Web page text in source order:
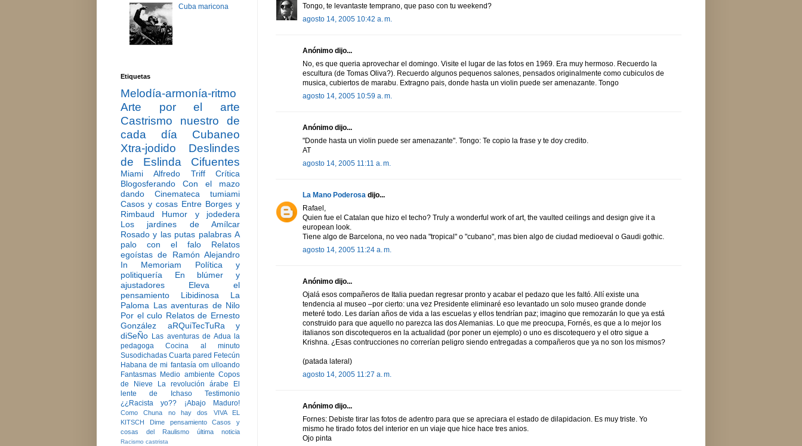
Tongo, te levantaste temprano, que paso con tu weekend?
agosto 14, 2005 10:42 a. m.
Anónimo dijo...
No, es que queria aprovechar el domingo. Visite el lugar de las fotos en 1969. Era muy hermoso. Recuerdo la
escultura (de Tomas Oliva?). Recuerdo algunos pequenos salones, pensados originalmente como cubiculos de
musica, cubiertos de marabu. Extragno pais, donde hasta un violin puede ser amenazante. Tongo
agosto 14, 2005 10:59 a. m.
Anónimo dijo...
"Donde hasta un violin puede ser amenazante". Tongo: Te copio la frase y te doy credito.
AT
agosto 14, 2005 11:11 a. m.
La Mano Poderosa dijo...
Rafael,
Quien fue el Catalan que hizo el techo? Truly a wonderful work of art, the vaulted ceilings and design give it a
european look.
Tiene algo de Barcelona, no veo nada "tropical" o "cubano", mas bien algo de ciudad medioeval o Gaudi gothic.
agosto 14, 2005 11:24 a. m.
Anónimo dijo...
Ojalá esos compañeros de Italia puedan regresar pronto y acabar el pedazo que les faltó. Allí existe una
tendencia al museo –por cierto: una vez Presidente eliminaré eso levantado un solo museo grande donde
meteré todo. Les darían años de vida a las escuelas y ellos tendrían paz; imagino que remozarán lo que ya está
construido para que aquello no parezca las dos Alemanias. Lo que me preocupa, Fornés, es que a lo mejor los
italianos son discotequeros en la actualidad (por poner un ejemplo) o uno es discotequero y el otro sigue a
Krishna. ¿Esas contrucciones no correrían peligro siendo entregadas a compañeros que ya no son los mismos?
(patada lateral)
agosto 14, 2005 11:27 a. m.
Anónimo dijo...
Fornes: Debiste tirar las fotos de adentro para que se apreciara el estado de dilapidacion. Es muy triste. Yo
mismo he tirado fotos del interior en un viaje que hice hace tres anios.
Ojo pinta
Cuba maricona
Etiquetas
Melodía-armonía-ritmo
Arte por el arte
Castrismo nuestro de
cada día
Cubaneo
Xtra-jodido
Deslindes
de Eslinda Cifuentes
Miami Alfredo Triff
Crítica
Blogosferando
Con el mazo
dando
Cinemateca tumiami
Casos y cosas Entre Borges y
Rimbaud
Humor y jodedera
Los jardines de Amílcar
Rosado y las putas palabras A
palo con el falo
Relatos
egoístas de Ramón Alejandro
In Memoriam
Política y
politiquería
En blúmer y
ajustadores
Eleva el
pensamiento
Libidinosa
La
Paloma Las aventuras de Nilo
Por el culo Relatos de Ernesto
González
aRQuiTecTuRa y
diSeÑo Las aventuras de Adua la
pedagoga
Cocina al minuto
Susodichadas Cuarta pared Fetecún
Habana de mi fantasía om ulloando
Fantasmas Medio ambiente Copos
de Nieve
La revolución árabe
El
lente de Ichaso
Testimonio
¿¿Racista yo??
¡Abajo Maduro!
Como Chuna no hay dos
VIVA EL
KITSCH
Dime pensamiento
Casos y
cosas del Raulismo
última noticia
Racismo castrista